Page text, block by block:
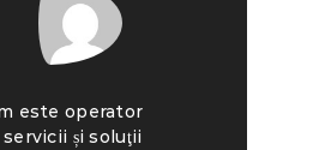
este operator
și soluţii